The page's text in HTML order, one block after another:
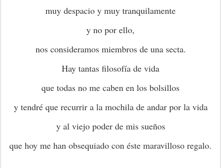
muy despacio y muy tranquilamente
y no por ello,
nos consideramos miembros de una secta.
Hay tantas filosofía de vida
que todas no me caben en los bolsillos
y tendré que recurrir a la mochila de andar por la vida
y al viejo poder de mis sueños
que hoy me han obsequiado con éste maravilloso regalo.